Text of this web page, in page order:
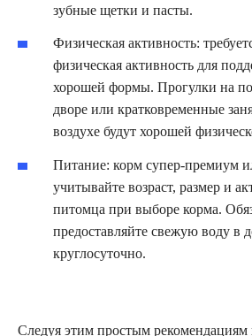
зубные щетки и пасты.
Физическая активность:
физическая активность для
хорошей формы. Прогулки на
дворе или кратковременные
воздухе будут хорошей
Питание: корм супер-премиум
учитывайте возраст, размер и
питомца при выборе корма.
предоставляйте свежую воду в
круглосуточно.
Следуя этим простым рекомендациям